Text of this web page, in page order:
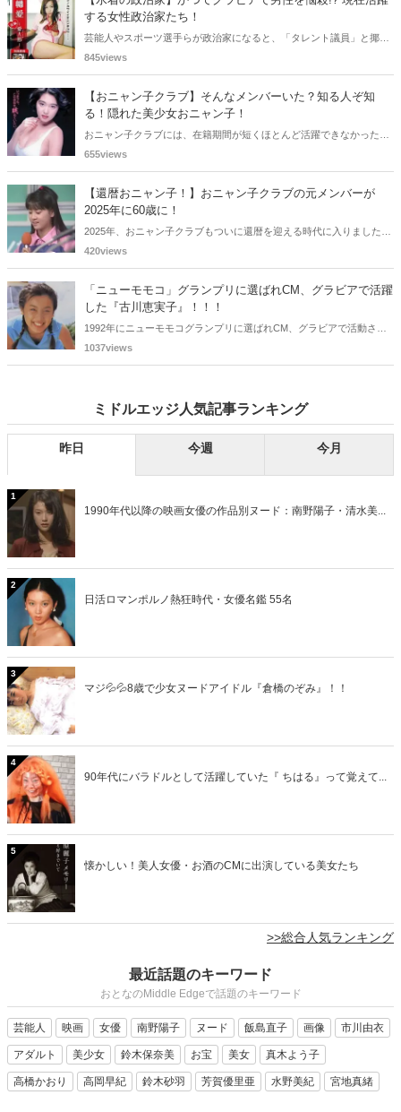
する女性政治家たち！
芸能人やスポーツ選手らが政治家になると、「タレント議員」と揶揄
されることがありますが、同時に、"タレントとしての活躍" が再注目
わどいショットで多くの男性を魅了した女性も!? 今回は、そんなグラ
ビアで活躍した女性政治家6名をご紹介します。
845views
【おニャン子クラブ】そんなメンバーいた？知る人ぞ知
る！隠れた美少女おニャン子！
おニャン子クラブには、在籍期間が短くほとんど活躍できなかったも
のの、知る人ぞ知る "美少女おニャン子" がいました。それも、強制的
子まで様々です。今回は、筆者の独断と偏見で、4人の "隠れ美少女お
ニャン子" をご紹介します。
655views
【還暦おニャン子！】おニャン子クラブの元メンバーが
2025年に60歳に！
2025年、おニャン子クラブもついに還暦を迎える時代に入りました。
おニャン子クラブの元メンバーは全員が昭和40年代生まれで、そのう
れ）の二人です。しかも、この二人には年齢以外の共通点もありま
す。さて、誰と誰でしょうか？
420views
「ニューモモコ」グランプリに選ばれCM、グラビアで活躍
した『古川恵実子』！！！
1992年にニューモモコグランプリに選ばれCM、グラビアで活動され
ていた古川恵実子さん。2010年3月頃まではラジオDJを担当されてい
1037views
ミドルエッジ人気記事ランキング
昨日 今週 今月
1
1990年代以降の映画女優の作品別ヌード：南野陽子・清水美...
2
日活ロマンポルノ熱狂時代・女優名鑑 55名
3
マジ💦💦8歳で少女ヌードアイドル『倉橋のぞみ』！！
4
90年代にバラドルとして活躍していた『 ちはる』って覚えて...
5
懐かしい！美人女優・お酒のCMに出演している美女たち
>>総合人気ランキング
最近話題のキーワード
おとなのMiddle Edgeで話題のキーワード
芸能人 映画 女優 南野陽子 ヌード 飯島直子 画像 市川由衣
アダルト 美少女 鈴木保奈美 お宝 美女 真木よう子
高橋かおり 高岡早紀 鈴木砂羽 芳賀優里亜 水野美紀 宮地真緒